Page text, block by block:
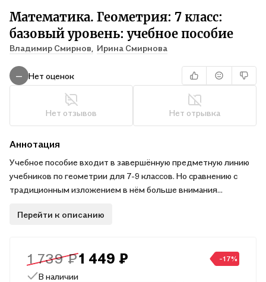
Математика. Геометрия: 7 класс:
базовый уровень: учебное пособие
Владимир Смирнов, Ирина Смирнова
— Нет оценок
Нет отзывов Нет отрывка
Аннотация
Учебное пособие входит в завершённую предметную линию
учебников по геометрии для 7-9 классов. Но сравнению с
традиционным изложением в нём больше внимания
учащихся, вопросам исторического, научно-популярного и
Федерального государственного образовательного
стандарта основного общего образования.
Перейти к описанию
1 739 ₽1 449 ₽ -17%
В наличии